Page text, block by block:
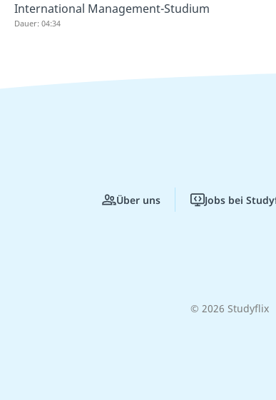
International Management-Studium
Dauer: 04:34
Über uns Jobs bei
© 2026 Studyflix